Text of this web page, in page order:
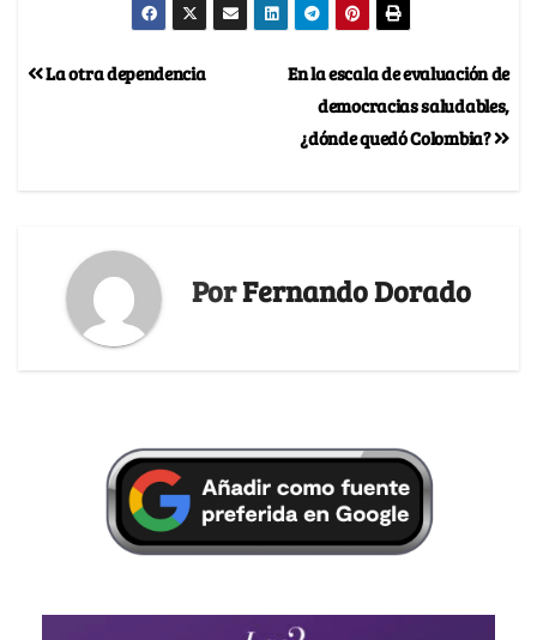
En la escala de evaluación de
democracias saludables,
¿dónde quedó Colombia?
La otra dependencia
PorFernando Dorado